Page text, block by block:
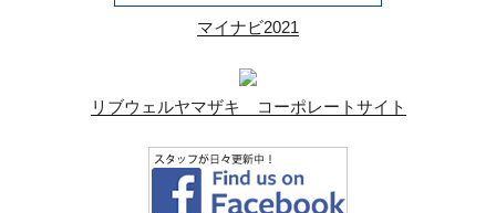
マイナビ2021
リブウェルヤマザキ コーポレートサイト